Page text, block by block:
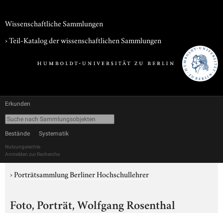
Wissenschaftliche Sammlungen
› Teil-Katalog der wissenschaftlichen Sammlungen
Erkunden
Bestände Systematik
Nutzungsrechte
Anmelden zur Recherche
›Porträtsammlung Berliner Hochschullehrer
Foto, Porträt, Wolfgang Rosenthal